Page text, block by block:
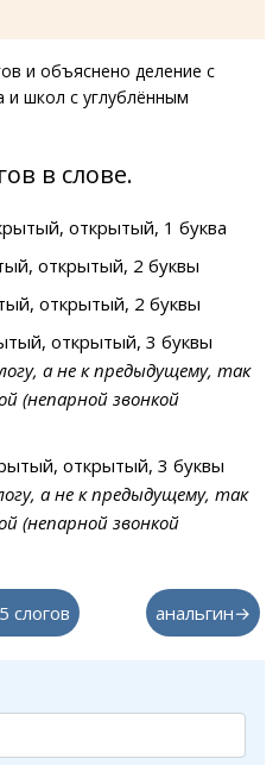
и объяснено деление с
и школ с углублённым
в слове.
открытый, 1 буква
открытый, 2 буквы
открытый, 2 буквы
открытый, 3 буквы
а не к предыдущему, так
(непарной звонкой
открытый, 3 буквы
а не к предыдущему, так
(непарной звонкой
слогов анальгин→